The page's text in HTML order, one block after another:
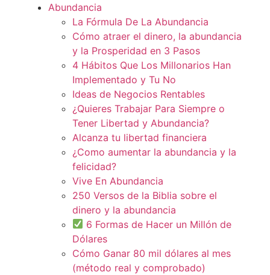
Abundancia
La Fórmula De La Abundancia
Cómo atraer el dinero, la abundancia
y la Prosperidad en 3 Pasos
4 Hábitos Que Los Millonarios Han
Implementado y Tu No
Ideas de Negocios Rentables
¿Quieres Trabajar Para Siempre o
Tener Libertad y Abundancia?
Alcanza tu libertad financiera
¿Como aumentar la abundancia y la
felicidad?
Vive En Abundancia
250 Versos de la Biblia sobre el
dinero y la abundancia
6 Formas de Hacer un Millón de
Dólares
Cómo Ganar 80 mil dólares al mes
(método real y comprobado)